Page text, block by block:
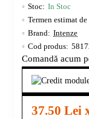
Stoc: In Stoc
Termen estimat
Brand: Intenze
Cod produs:
Comandă acum
37.50 Lei